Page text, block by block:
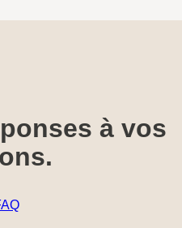
à vos